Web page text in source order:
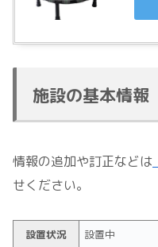
施設の基本情報
情報の追加や訂正などは
せください。
設置状況
設置中